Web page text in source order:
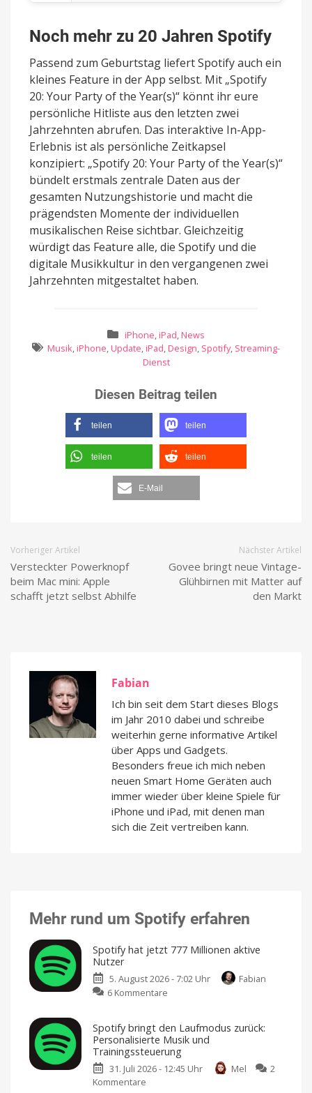
Noch mehr zu 20 Jahren Spotify
Passend zum Geburtstag liefert Spotify auch ein
kleines Feature in der App selbst. Mit „Spotify
20: Your Party of the Year(s)“ könnt ihr eure
persönliche Hitliste aus den letzten zwei
Jahrzehnten abrufen. Das interaktive In-App-
Erlebnis ist als persönliche Zeitkapsel
konzipiert: „Spotify 20: Your Party of the Year(s)“
bündelt erstmals zentrale Daten aus der
gesamten Nutzungshistorie und macht die
prägendsten Momente der individuellen
musikalischen Reise sichtbar. Gleichzeitig
würdigt das Feature alle, die Spotify und die
digitale Musikkultur in den vergangenen zwei
Jahrzehnten mitgestaltet haben.
iPhone, iPad, News
Musik, iPhone, Update, iPad, Design, Spotify, Streaming-
Dienst
Diesen Beitrag teilen
teilen teilen
teilen teilen
E-Mail
Vorheriger Artikel
Versteckter Powerknopf
beim Mac mini: Apple
schafft jetzt selbst Abhilfe
Nächster Artikel
Govee bringt neue Vintage-
Glühbirnen mit Matter auf
den Markt
Fabian
Ich bin seit dem Start dieses Blogs
im Jahr 2010 dabei und schreibe
weiterhin gerne informative Artikel
über Apps und Gadgets.
Besonders freue ich mich neben
neuen Smart Home Geräten auch
immer wieder über kleine Spiele für
iPhone und iPad, mit denen man
sich die Zeit vertreiben kann.
Mehr rund um Spotify erfahren
Spotify hat jetzt 777 Millionen aktive
Nutzer
5. August 2026 - 7:02 Uhr
Fabian
6 Kommentare
jetzt
777
Millionen
aktive
Spotify bringt den Laufmodus zurück:
Personalisierte Musik und
Trainingssteuerung
31. Juli 2026 - 12:45 Uhr Mel
2
Kommentare